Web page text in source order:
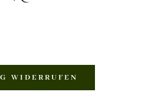
WIDERRUFEN